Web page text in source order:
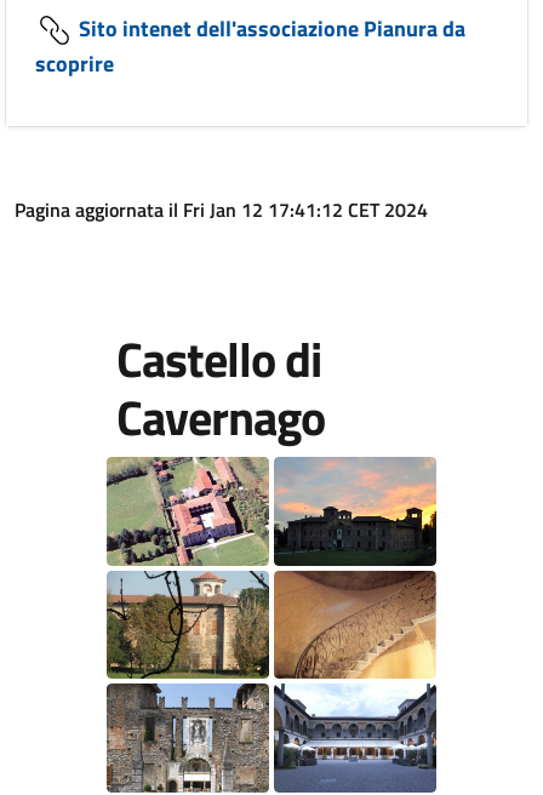
Sito intenet dell'associazione Pianura da
scoprire
Pagina aggiornata il Fri Jan 12 17:41:12 CET 2024
Castello di
Cavernago